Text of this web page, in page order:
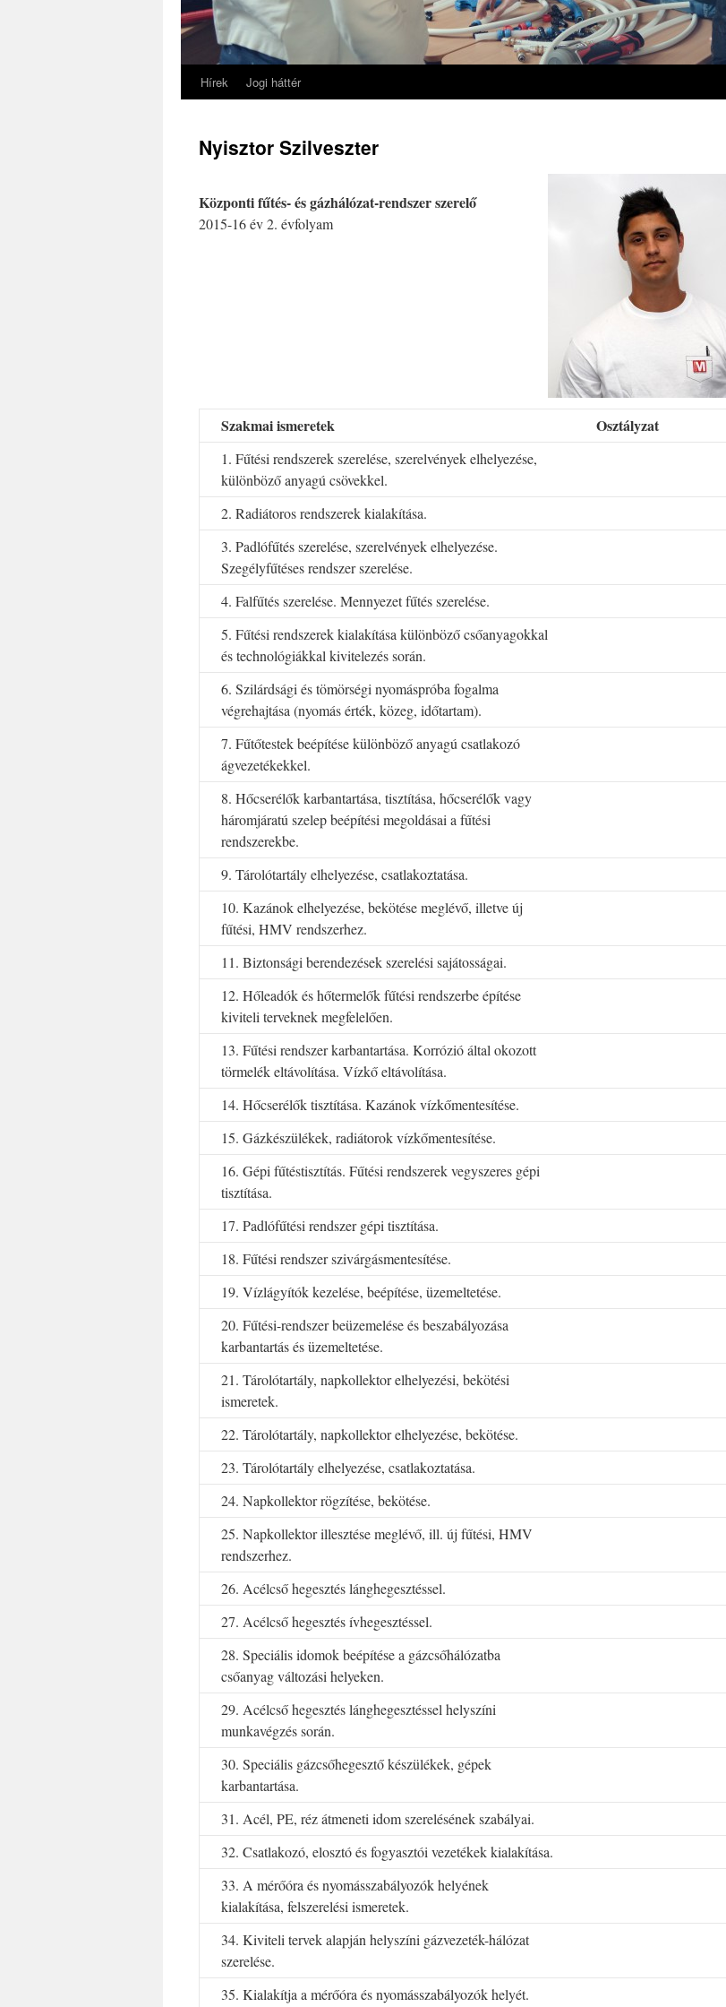
Hírek Jogi háttér
Nyisztor Szilveszter
Központi fűtés- és gázhálózat-rendszer szerelő
2015-16 év 2. évfolyam
Szakmai ismeretek Osztályzat
1. Fűtési rendszerek szerelése, szerelvények elhelyezése,
különböző anyagú csövekkel.
2. Radiátoros rendszerek kialakítása.
3. Padlófűtés szerelése, szerelvények elhelyezése.
Szegélyfűtéses rendszer szerelése.
4. Falfűtés szerelése. Mennyezet fűtés szerelése.
5. Fűtési rendszerek kialakítása különböző csőanyagokkal
és technológiákkal kivitelezés során.
6. Szilárdsági és tömörségi nyomáspróba fogalma
végrehajtása (nyomás érték, közeg, időtartam).
7. Fűtőtestek beépítése különböző anyagú csatlakozó
ágvezetékekkel.
8. Hőcserélők karbantartása, tisztítása, hőcserélők vagy
háromjáratú szelep beépítési megoldásai a fűtési
rendszerekbe.
9. Tárolótartály elhelyezése, csatlakoztatása.
10. Kazánok elhelyezése, bekötése meglévő, illetve új
fűtési, HMV rendszerhez.
11. Biztonsági berendezések szerelési sajátosságai.
12. Hőleadók és hőtermelők fűtési rendszerbe építése
kiviteli terveknek megfelelően.
13. Fűtési rendszer karbantartása. Korrózió által okozott
törmelék eltávolítása. Vízkő eltávolítása.
14. Hőcserélők tisztítása. Kazánok vízkőmentesítése.
15. Gázkészülékek, radiátorok vízkőmentesítése.
16. Gépi fűtéstisztítás. Fűtési rendszerek vegyszeres gépi
tisztítása.
17. Padlófűtési rendszer gépi tisztítása.
18. Fűtési rendszer szivárgásmentesítése.
19. Vízlágyítók kezelése, beépítése, üzemeltetése.
20. Fűtési-rendszer beüzemelése és beszabályozása
karbantartás és üzemeltetése.
21. Tárolótartály, napkollektor elhelyezési, bekötési
ismeretek.
22. Tárolótartály, napkollektor elhelyezése, bekötése.
23. Tárolótartály elhelyezése, csatlakoztatása.
24. Napkollektor rögzítése, bekötése.
25. Napkollektor illesztése meglévő, ill. új fűtési, HMV
rendszerhez.
26. Acélcső hegesztés lánghegesztéssel.
27. Acélcső hegesztés ívhegesztéssel.
28. Speciális idomok beépítése a gázcsőhálózatba
csőanyag változási helyeken.
29. Acélcső hegesztés lánghegesztéssel helyszíni
munkavégzés során.
30. Speciális gázcsőhegesztő készülékek, gépek
karbantartása.
31. Acél, PE, réz átmeneti idom szerelésének szabályai.
32. Csatlakozó, elosztó és fogyasztói vezetékek kialakítása.
33. A mérőóra és nyomásszabályozók helyének
kialakítása, felszerelési ismeretek.
34. Kiviteli tervek alapján helyszíni gázvezeték-hálózat
szerelése.
35. Kialakítja a mérőóra és nyomásszabályozók helyét.